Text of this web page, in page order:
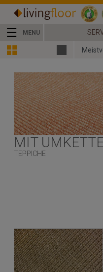
☰ MENU
MIT
TEPPICHE